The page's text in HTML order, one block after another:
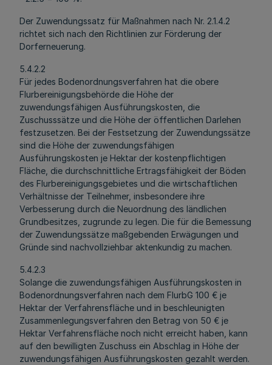
Der Zuwendungssatz für Maßnahmen nach Nr. 2.1.4.2
richtet sich nach den Richtlinien zur Förderung der
Dorferneuerung.
5.4.2.2
Für jedes Bodenordnungsverfahren hat die obere
Flurbereinigungsbehörde die Höhe der
zuwendungsfähigen Ausführungskosten, die
Zuschusssätze und die Höhe der öffentlichen Darlehen
festzusetzen. Bei der Festsetzung der Zuwendungssätze
sind die Höhe der zuwendungsfähigen
Ausführungskosten je Hektar der kostenpflichtigen
Fläche, die durchschnittliche Ertragsfähigkeit der Böden
des Flurbereinigungsgebietes und die wirtschaftlichen
Verhältnisse der Teilnehmer, insbesondere ihre
Verbesserung durch die Neuordnung des ländlichen
Grundbesitzes, zugrunde zu legen. Die für die Bemessung
der Zuwendungssätze maßgebenden Erwägungen und
Gründe sind nachvollziehbar aktenkundig zu machen.
5.4.2.3
Solange die zuwendungsfähigen Ausführungskosten in
Bodenordnungsverfahren nach dem FlurbG 100 € je
Hektar der Verfahrensfläche und in beschleunigten
Zusammenlegungsverfahren den Betrag von 50 € je
Hektar Verfahrensfläche noch nicht erreicht haben, kann
auf den bewilligten Zuschuss ein Abschlag in Höhe der
zuwendungsfähigen Ausführungskosten gezahlt werden.